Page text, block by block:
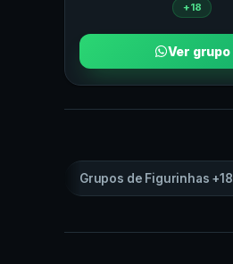
+18
Ver grupo
Grupos de Figurinhas +18